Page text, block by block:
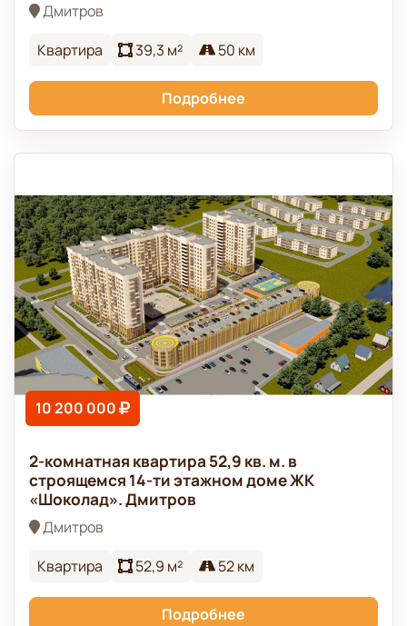
Дмитров
Квартира
39,3 м² 50 км
Подробнее
10 200 000
2-комнатная квартира 52,9 кв. м. в
строящемся 14-ти этажном доме ЖК
«Шоколад». Дмитров
Дмитров
Квартира
52,9 м² 52 км
Подробнее